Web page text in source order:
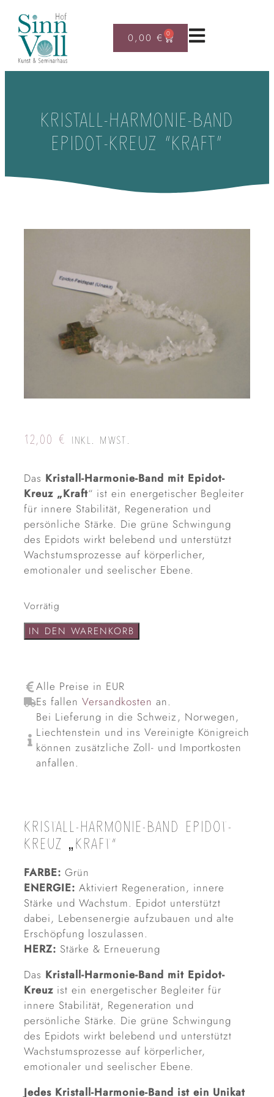
0,00€ 0
KRISTALL-HARMONIE-BAND
EPIDOT-KREUZ “KRAFT”
12,00 € INKL. MWST.
Das Kristall-Harmonie-Band mit Epidot-
Kreuz „Kraft“ ist ein energetischer Begleiter
für innere Stabilität, Regeneration und
persönliche Stärke. Die grüne Schwingung
des Epidots wirkt belebend und unterstützt
Wachstumsprozesse auf körperlicher,
emotionaler und seelischer Ebene.
Vorrätig
IN DEN WARENKORB
Alle Preise in EUR
Es fallenVersandkostenan.
Bei Lieferung in die Schweiz, Norwegen,
Liechtenstein und ins Vereinigte Königreich
können zusätzliche Zoll- und Importkosten
anfallen.
KRISTALL-HARMONIE-BAND EPIDOT-
KREUZ „KRAFT“
FARBE: Grün
ENERGIE: Aktiviert Regeneration, innere
Stärke und Wachstum. Epidot unterstützt
dabei, Lebensenergie aufzubauen und alte
Erschöpfung loszulassen.
HERZ: Stärke & Erneuerung
Das Kristall-Harmonie-Band mit Epidot-
Kreuz ist ein energetischer Begleiter für
innere Stabilität, Regeneration und
persönliche Stärke. Die grüne Schwingung
des Epidots wirkt belebend und unterstützt
Wachstumsprozesse auf körperlicher,
emotionaler und seelischer Ebene.
Jedes Kristall-Harmonie-Band ist ein Unikat